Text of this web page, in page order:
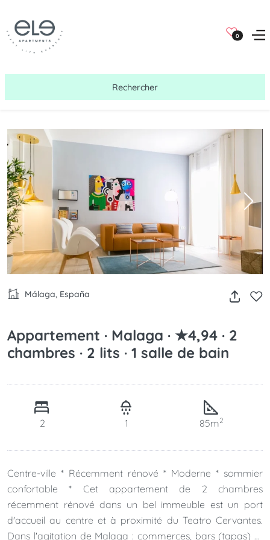
0
Rechercher
Málaga, España
Appartement · Malaga · ★4,94 · 2
chambres · 2 lits · 1 salle de bain
2 1 85m2
Centre-ville * Récemment rénové * Moderne * sommier
confortable * Cet appartement de 2 chambres
récemment rénové dans un bel immeuble est un port
d'accueil au centre et à proximité du Teatro Cervantes.
Dans l'agitation de Malaga : commerces, bars (tapas) et